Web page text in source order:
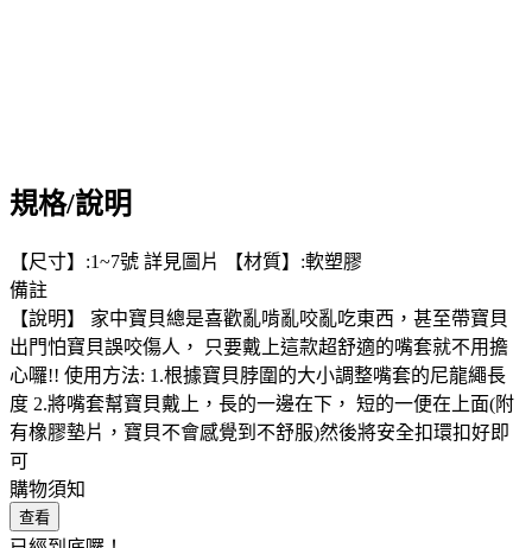
規格/說明
【尺寸】:1~7號 詳見圖片 【材質】:軟塑膠
備註
【說明】 家中寶貝總是喜歡亂啃亂咬亂吃東西，甚至帶寶貝
出門怕寶貝誤咬傷人， 只要戴上這款超舒適的嘴套就不用擔
心囉!! 使用方法: 1.根據寶貝脖圍的大小調整嘴套的尼龍繩長
度 2.將嘴套幫寶貝戴上，長的一邊在下， 短的一便在上面(附
有橡膠墊片，寶貝不會感覺到不舒服)然後將安全扣環扣好即
可
購物須知
查看